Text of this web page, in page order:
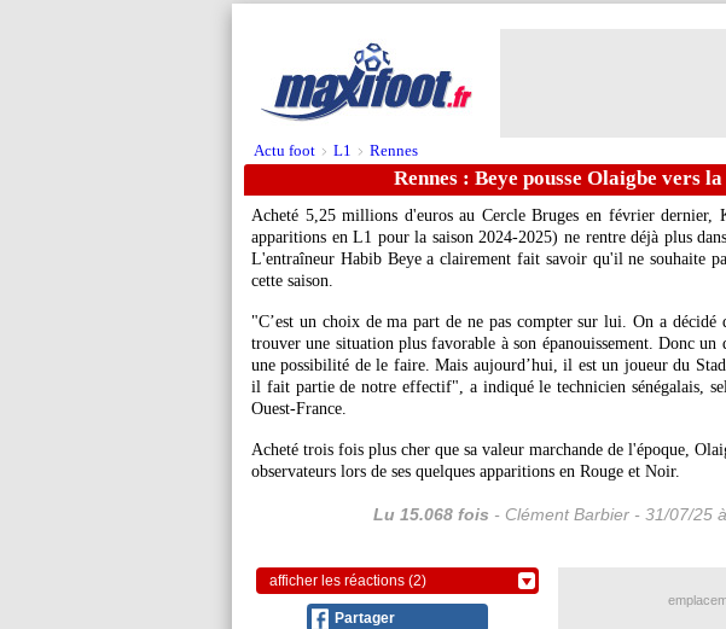
Actu foot > L1 > Rennes
Rennes : Beye pousse Olaigbe vers
Acheté 5,25 millions d'euros au Cercle Bruges en février dernier,
apparitions en L1 pour la saison 2024-2025) ne rentre déjà plus
L'entraîneur Habib Beye a clairement fait savoir qu'il ne souhaite
cette saison.
"C’est un choix de ma part de ne pas compter sur lui. On a décidé
trouver une situation plus favorable à son épanouissement. Donc un
une possibilité de le faire. Mais aujourd’hui, il est un joueur du
il fait partie de notre effectif", a indiqué le technicien sénégalais,
Ouest-France.
Acheté trois fois plus cher que sa valeur marchande de l'époque,
observateurs lors de ses quelques apparitions en Rouge et Noir.
Lu 15.068 fois - Clément Barbier - 31/07/25
afficher les réactions (2)
Partager